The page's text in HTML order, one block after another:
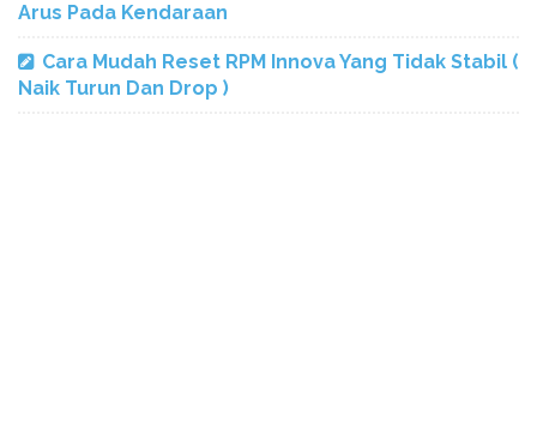
Arus Pada Kendaraan
Cara Mudah Reset RPM Innova Yang Tidak Stabil (
Naik Turun Dan Drop )